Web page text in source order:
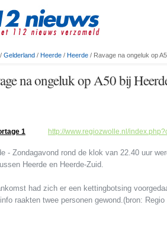
/ Gelderland / Heerde / Heerde / Ravage na ongeluk op
na ongeluk op A50 bij
1 http://www.regiozwolle.nl/
- Zondagavond rond de klok van 22.40 uur
Heerde en Heerde-Zuid.
had zich er een kettingbotsing
raakten twee personen gewond.(bron: Regio